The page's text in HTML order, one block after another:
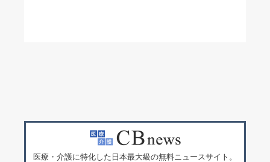
医療・介護に特化した日本最大級の無料ニュースサイト。